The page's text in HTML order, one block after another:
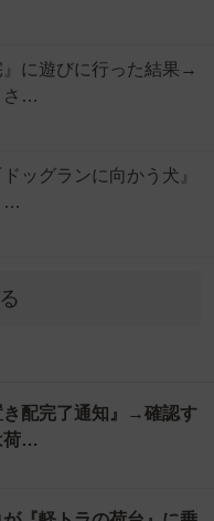
に遊びに行った結果→
さ…
ッグランに向かう犬』
…
き配完了通知』→確認す
荷…